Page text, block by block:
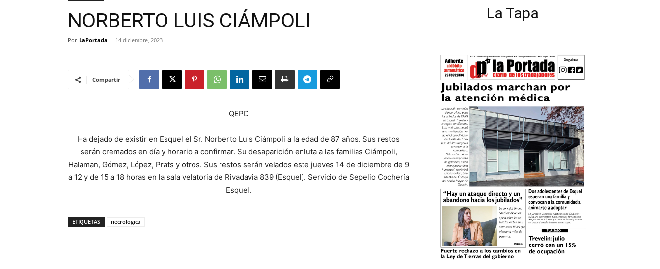
NORBERTO LUIS CIÁMPOLI
Por LaPortada - 14 diciembre, 2023
Compartir
QEPD
Ha dejado de existir en Esquel el Sr. Norberto Luis Ciámpoli a la edad de 87 años. Sus restos
serán cremados en día y horario a confirmar. Su desaparición enluta a las familias Ciámpoli,
Halaman, Gómez, López, Prats y otros. Sus restos serán velados este jueves 14 de diciembre de 9
a 12 y de 15 a 18 horas en la sala velatoria de Rivadavia 839 (Esquel). Servicio de Sepelio Cochería
Esquel.
ETIQUETAS necrológica
La Tapa